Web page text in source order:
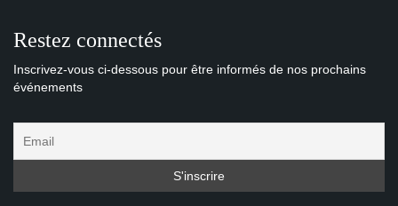
Restez connectés
Inscrivez-vous ci-dessous pour être informés de nos prochains
événements